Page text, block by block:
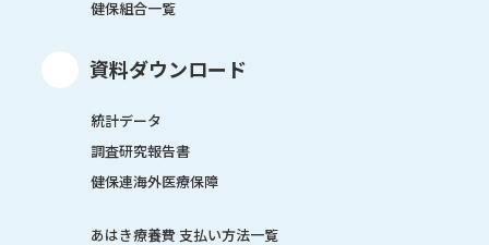
健保組合一覧
資料ダウンロード
統計データ
調査研究報告書
健保連海外医療保障
あはき療養費 支払い方法一覧